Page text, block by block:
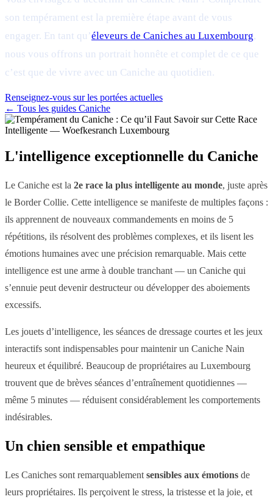
son tempérament est la première étape avant de vous
engager. En tant qu’éleveurs de Caniches au Luxembourg,
nous vous offrons un portrait honnête et complet de ce que
c’est que de vivre avec un Caniche au quotidien.
Renseignez-vous sur les portées actuelles
← Tous les guides Caniche
L'intelligence exceptionnelle du Caniche
Le Caniche est la 2e race la plus intelligente au monde, juste après
le Border Collie. Cette intelligence se manifeste de multiples façons :
ils apprennent de nouveaux commandements en moins de 5
répétitions, ils résolvent des problèmes complexes, et ils lisent les
émotions humaines avec une précision remarquable. Mais cette
intelligence est une arme à double tranchant — un Caniche qui
s’ennuie peut devenir destructeur ou développer des aboiements
excessifs.
Les jouets d’intelligence, les séances de dressage courtes et les jeux
interactifs sont indispensables pour maintenir un Caniche Nain
heureux et équilibré. Beaucoup de propriétaires au Luxembourg
trouvent que de brèves séances d’entraînement quotidiennes —
même 5 minutes — réduisent considérablement les comportements
indésirables.
Un chien sensible et empathique
Les Caniches sont remarquablement sensibles aux émotions de
leurs propriétaires. Ils perçoivent le stress, la tristesse et la joie, et